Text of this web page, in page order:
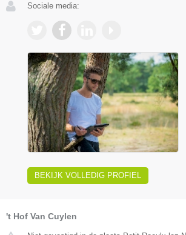
Sociale media:
BEKIJK VOLLEDIG PROFIEL
't Hof Van Cuylen